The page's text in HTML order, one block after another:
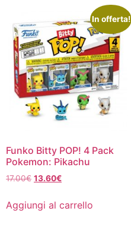
In offerta!
Funko Bitty POP! 4 Pack
Pokemon: Pikachu
17.00€ Il
originale
era:
13.60€Il
attuale
Aggiungi al carrello